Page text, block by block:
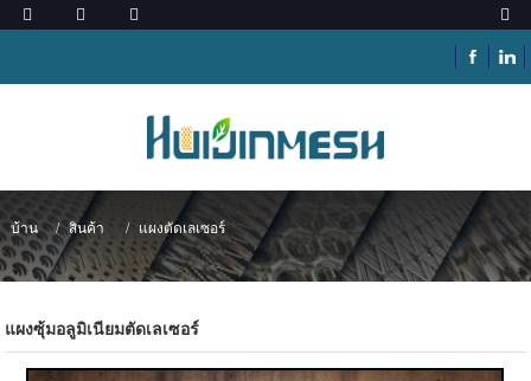
บ้าน สินค้า แผงตัดเลเซอร์
แผงซุ้มอลูมิเนียมตัดเลเซอร์